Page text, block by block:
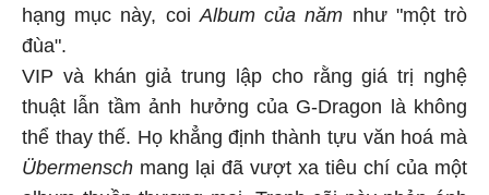
hạng mục này, coi Album của năm như "một trò
đùa".
VIP và khán giả trung lập cho rằng giá trị nghệ
thuật lẫn tầm ảnh hưởng của G-Dragon là không
thể thay thế. Họ khẳng định thành tựu văn hoá mà
Übermensch mang lại đã vượt xa tiêu chí của một